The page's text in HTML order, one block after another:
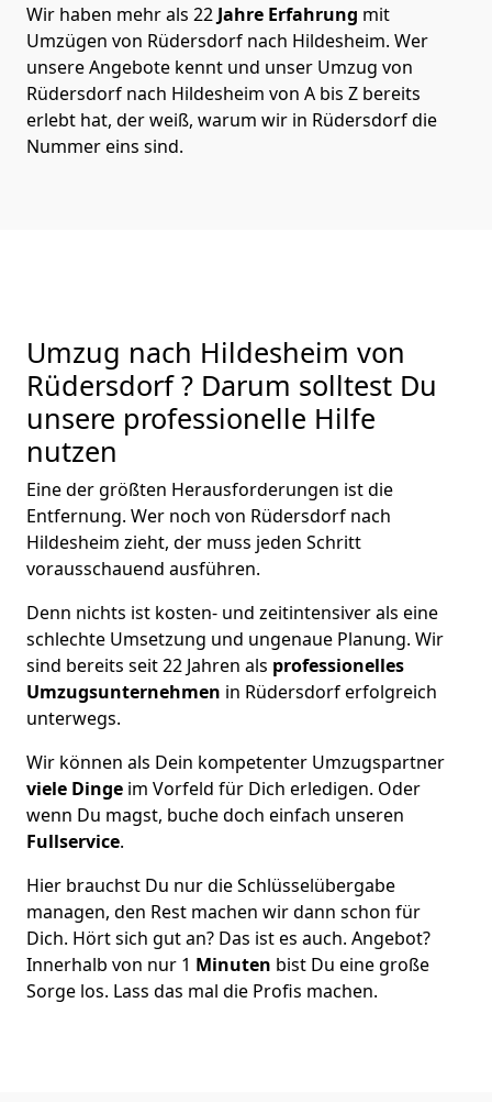
Wir haben mehr als 22 Jahre Erfahrung mit
Umzügen von Rüdersdorf nach Hildesheim. Wer
unsere Angebote kennt und unser Umzug von
Rüdersdorf nach Hildesheim von A bis Z bereits
erlebt hat, der weiß, warum wir in Rüdersdorf die
Nummer eins sind.
Umzug nach Hildesheim von
Rüdersdorf ? Darum solltest Du
unsere professionelle Hilfe
nutzen
Eine der größten Herausforderungen ist die
Entfernung. Wer noch von Rüdersdorf nach
Hildesheim zieht, der muss jeden Schritt
vorausschauend ausführen.
Denn nichts ist kosten- und zeitintensiver als eine
schlechte Umsetzung und ungenaue Planung. Wir
sind bereits seit 22 Jahren als professionelles
Umzugsunternehmen in Rüdersdorf erfolgreich
unterwegs.
Wir können als Dein kompetenter Umzugspartner
viele Dinge im Vorfeld für Dich erledigen. Oder
wenn Du magst, buche doch einfach unseren
Fullservice.
Hier brauchst Du nur die Schlüsselübergabe
managen, den Rest machen wir dann schon für
Dich. Hört sich gut an? Das ist es auch. Angebot?
Innerhalb von nur 1 Minuten bist Du eine große
Sorge los. Lass das mal die Profis machen.